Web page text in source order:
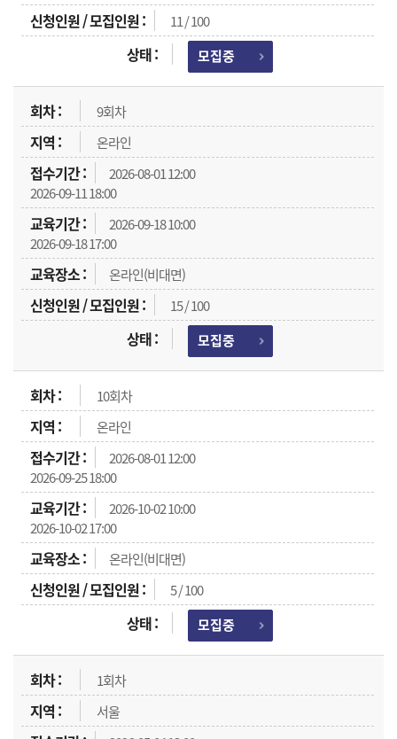
11 / 100
모집중
9회차
온라인
2026-08-01 12:00
2026-09-11 18:00
2026-09-18 10:00
2026-09-18 17:00
온라인(비대면)
15 / 100
모집중
10회차
온라인
2026-08-01 12:00
2026-09-25 18:00
2026-10-02 10:00
2026-10-02 17:00
온라인(비대면)
5 / 100
모집중
1회차
서울